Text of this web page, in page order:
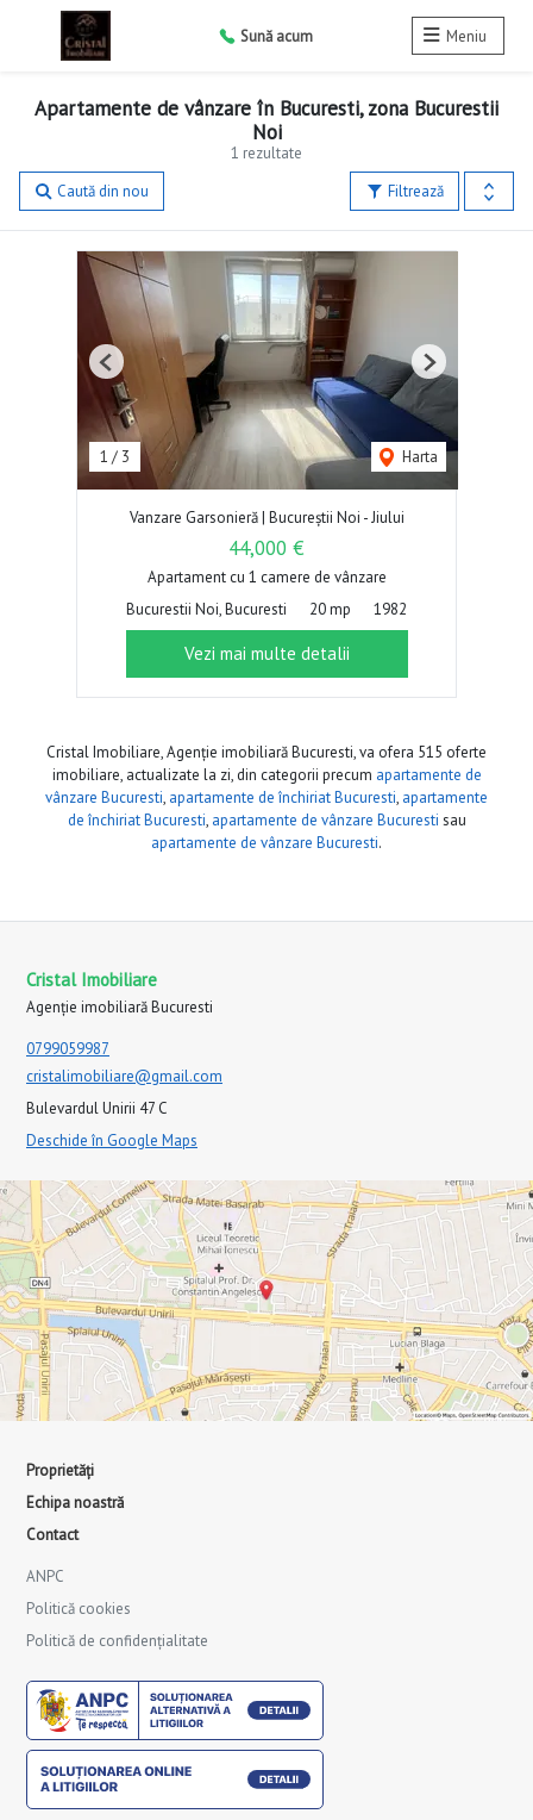
Sună acum Meniu
1 rezultate
Apartamente de vânzare în Bucuresti, zona Bucurestii
Noi
Filtrează
Caută din nou
1 / 3 Harta
Previous Next
Vanzare Garsonieră | Bucureștii Noi - Jiului
44,000 €
Apartament cu 1 camere de vânzare
Bucurestii Noi, Bucuresti
20 mp 1982
Vezi mai multe detalii
Cristal Imobiliare, Agenție imobiliară Bucuresti, va ofera 515 oferte
imobiliare, actualizate la zi, din categorii precum apartamente de
vânzare Bucuresti, apartamente de închiriat Bucuresti, apartamente
de închiriat Bucuresti, apartamente de vânzare Bucuresti sau
apartamente de vânzare Bucuresti.
Cristal Imobiliare
Agenție imobiliară Bucuresti
0799059987
cristalimobiliare@gmail.com
Bulevardul Unirii 47 C
Deschide în Google Maps
Proprietăți
Echipa noastră
Contact
ANPC
Politică cookies
Politică de confidențialitate